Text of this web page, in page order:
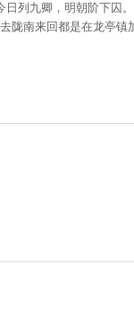
列九卿，明朝阶下
陇南来回都是在龙亭